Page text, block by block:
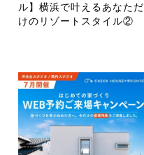
ル】横浜で叶えるあなただ
けのリゾートスタイル②